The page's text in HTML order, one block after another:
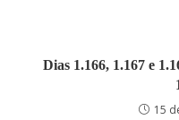
Dias 1.166, 1.167 e
15